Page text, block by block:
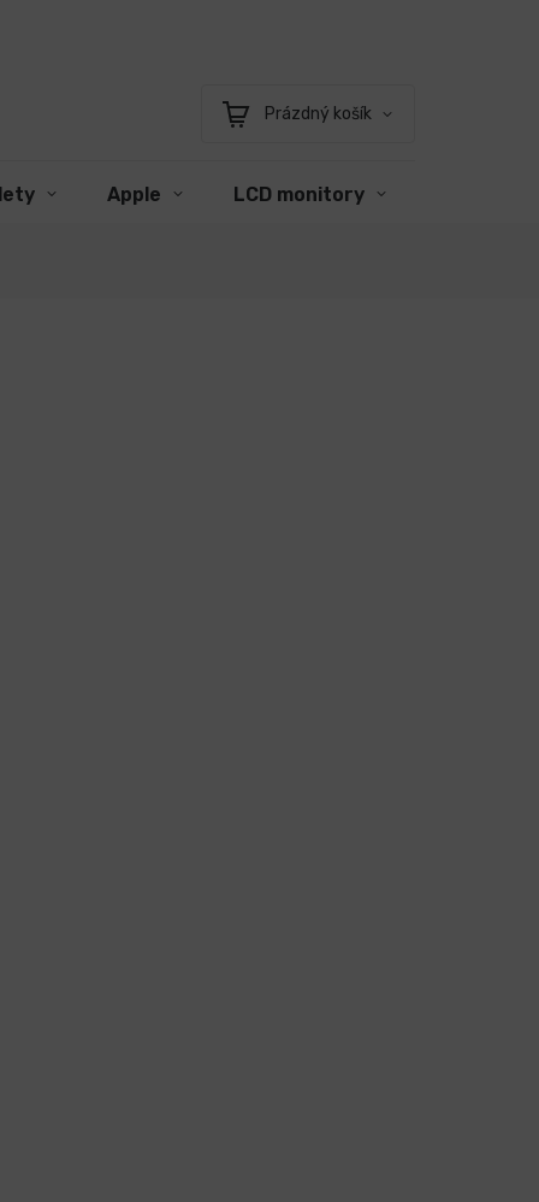
Nákupní
Prázdný košík
Apple LCD monitory